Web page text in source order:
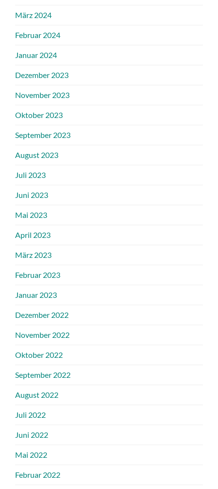
März 2024
Februar 2024
Januar 2024
Dezember 2023
November 2023
Oktober 2023
September 2023
August 2023
Juli 2023
Juni 2023
Mai 2023
April 2023
März 2023
Februar 2023
Januar 2023
Dezember 2022
November 2022
Oktober 2022
September 2022
August 2022
Juli 2022
Juni 2022
Mai 2022
Februar 2022